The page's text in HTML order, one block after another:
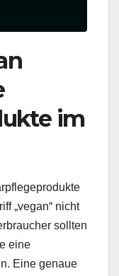
im
„vegan“ nicht
sollten
eine
Eine genaue